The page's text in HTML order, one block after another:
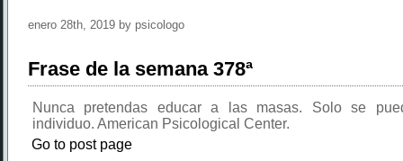
enero 28th, 2019 by psicologo
Frase de la semana 378ª
Nunca pretendas educar a las masas. Solo se
individuo. American Psicological Center.
Go to post page